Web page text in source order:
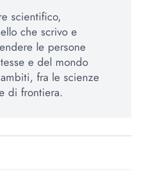
scientifico,
che scrivo e
le persone
e del mondo
fra le scienze
di frontiera.